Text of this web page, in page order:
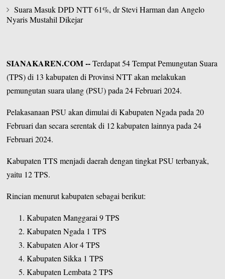
Suara Masuk DPD NTT 61%, dr Stevi Harman dan Angelo
Nyaris Mustahil Dikejar
SIANAKAREN.COM--Terdapat 54 Tempat Pemungutan Suara
(TPS) di 13 kabupaten di Provinsi NTT akan melakukan
pemungutan suara ulang (PSU) pada 24 Februari 2024.
Pelakasanaan PSU akan dimulai diKabupaten Ngada pada 20
Februari dan secara serentak di 12 kabupaten lainnya pada 24
Februari 2024.
Kabupaten TTS menjadi daerah dengan tingkat PSU terbanyak,
yaitu 12 TPS.
Rincian menurut kabupaten sebagai berikut:
Kabupaten Manggarai 9 TPS
Kabupaten Ngada 1 TPS
Kabupaten Alor 4 TPS
Kabupaten Sikka 1 TPS
Kabupaten Lembata 2 TPS